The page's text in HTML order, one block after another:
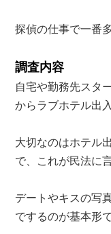
探偵の仕事で一番
調査内容
自宅や勤務先スタ
からラブホテル出
大切なのはホテル
で、これが民法に
デートやキスの写
でするのが基本形で